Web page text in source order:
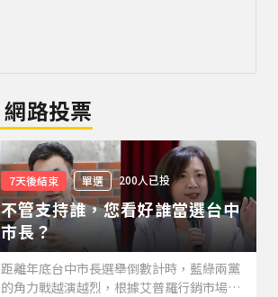
網路投票
7天後結束 單選 200人已投
不管支持誰，您看好誰當選台中
市長？
距離年底台中市長選舉倒數計時，藍綠兩黨
的角力戰越演越烈，根據艾普羅行銷市場研